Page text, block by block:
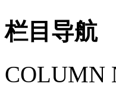
栏目导航
COLUMN